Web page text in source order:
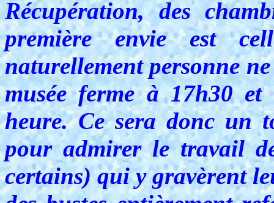
Récupération, des
première envie est
naturellement personne
musée ferme à 17h30
heure. Ce sera donc un
pour admirer le travail
certains) qui y gravèrent